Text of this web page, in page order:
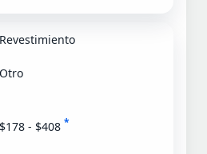
Revestimiento
Otro
$178 - $408 *